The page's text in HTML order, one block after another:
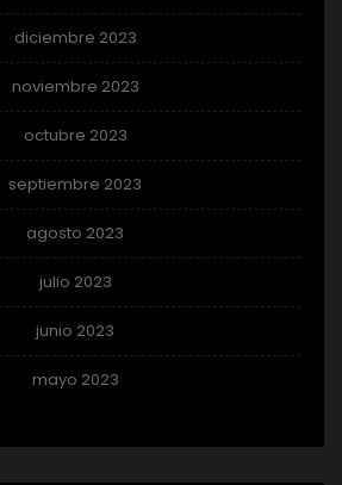
diciembre 2023
noviembre 2023
octubre 2023
septiembre 2023
agosto 2023
julio 2023
junio 2023
mayo 2023